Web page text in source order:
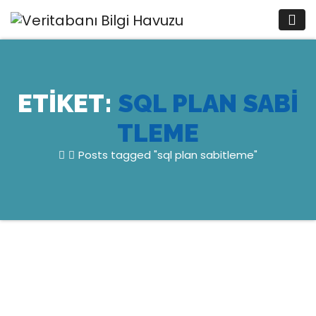
content
ETIKET: SQL PLAN SABI
TLEME
Posts tagged "sql plan sabitleme"